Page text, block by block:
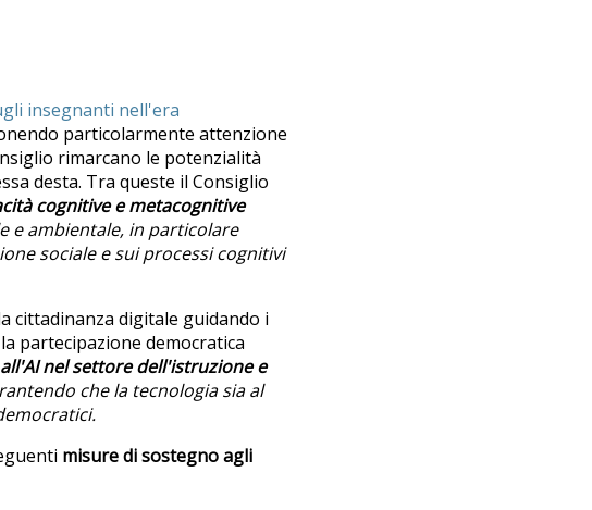
insegnanti nell'era
particolarmente attenzione
rimarcano le potenzialità
desta. Tra queste il Consiglio
àcognitive e metacognitive
e ambientale, in particolare
sociale e sui processi cognitivi
cittadinanza digitale guidando i
partecipazione democratica
nel settore dell'istruzione e
che la tecnologia sia al
misure di sostegno agli